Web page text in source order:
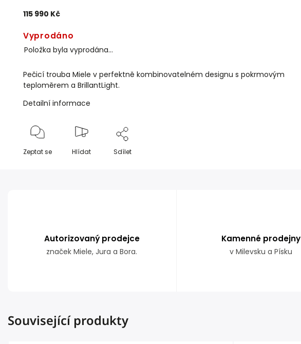
115 990 Kč
Vyprodáno
Položka byla vyprodána…
Pečicí trouba Miele v perfektně kombinovatelném designu s pokrmovým
teploměrem a BrillantLight.
Detailní informace
Zeptat se Hlídat Sdílet
Autorizovaný prodejce
značek Miele, Jura a Bora.
Kamenné prodejny
v Milevsku a Písku
Související produkty